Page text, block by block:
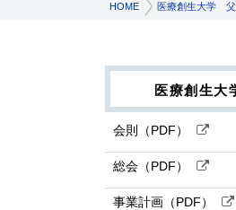
HOME 医療創生大学
医療創生
会則（PDF）
総会（PDF）
事業計画（PDF）